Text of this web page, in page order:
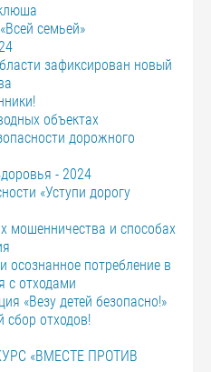
семьей»
зафиксирован новый
объектах
дорожного
- 2024
«Уступи дорогу
мошенничества и способах
осознанное потребление в
с отходами
«Везу детей безопасно!»
отходов!
«ВМЕСТЕ ПРОТИВ